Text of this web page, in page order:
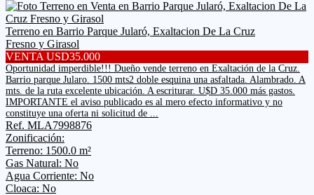
Terreno en Barrio Parque Jularó, Exaltacion De La Cruz
Fresno y Girasol
VENTA USD35.000
Oportunidad imperdible!!! Dueño vende terreno en Exaltación de la Cruz.
Barrio parque Jularo. 1500 mts2 doble esquina una asfaltada. Alambrado. A
mts. de la ruta excelente ubicación. A escriturar. U$D 35.000 más gastos.
IMPORTANTE el aviso publicado es al mero efecto informativo y no
constituye una oferta ni solicitud de ...
Ref. MLA7998876
Zonificación:
Terreno: 1500.0 m²
Gas Natural: No
Agua Corriente: No
Cloaca: No